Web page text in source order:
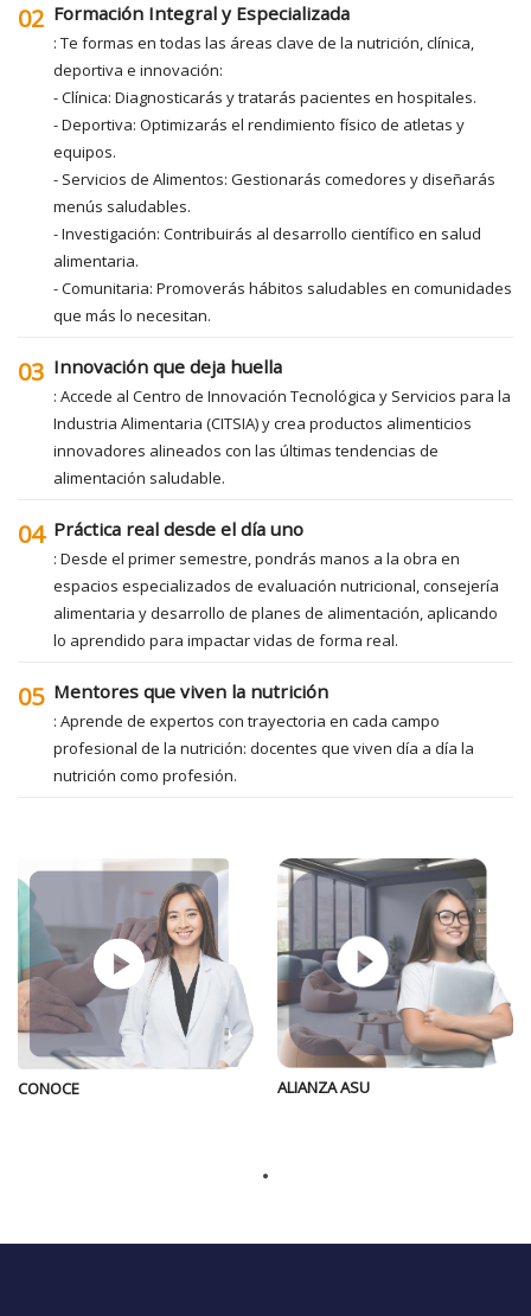
02 Formación Integral y Especializada
: Te formas en todas las áreas clave de la nutrición, clínica,
deportiva e innovación:
- Clínica: Diagnosticarás y tratarás pacientes en hospitales.
- Deportiva: Optimizarás el rendimiento físico de atletas y
equipos.
- Servicios de Alimentos: Gestionarás comedores y diseñarás
menús saludables.
- Investigación: Contribuirás al desarrollo científico en salud
alimentaria.
- Comunitaria: Promoverás hábitos saludables en comunidades
que más lo necesitan.
03 Innovación que deja huella
: Accede al Centro de Innovación Tecnológica y Servicios para la
Industria Alimentaria (CITSIA) y crea productos alimenticios
innovadores alineados con las últimas tendencias de
alimentación saludable.
04 Práctica real desde el día uno
: Desde el primer semestre, pondrás manos a la obra en
espacios especializados de evaluación nutricional, consejería
alimentaria y desarrollo de planes de alimentación, aplicando
lo aprendido para impactar vidas de forma real.
05 Mentores que viven la nutrición
: Aprende de expertos con trayectoria en cada campo
profesional de la nutrición: docentes que viven día a día la
nutrición como profesión.
CONOCE ALIANZA ASU